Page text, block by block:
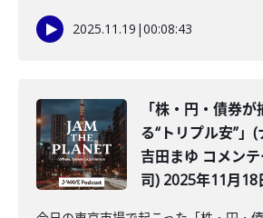
2025.11.19 |00:08:43
「株・円・債券
る“トリプル安”」(
吉田まゆ コメン
司) 2025年11月18